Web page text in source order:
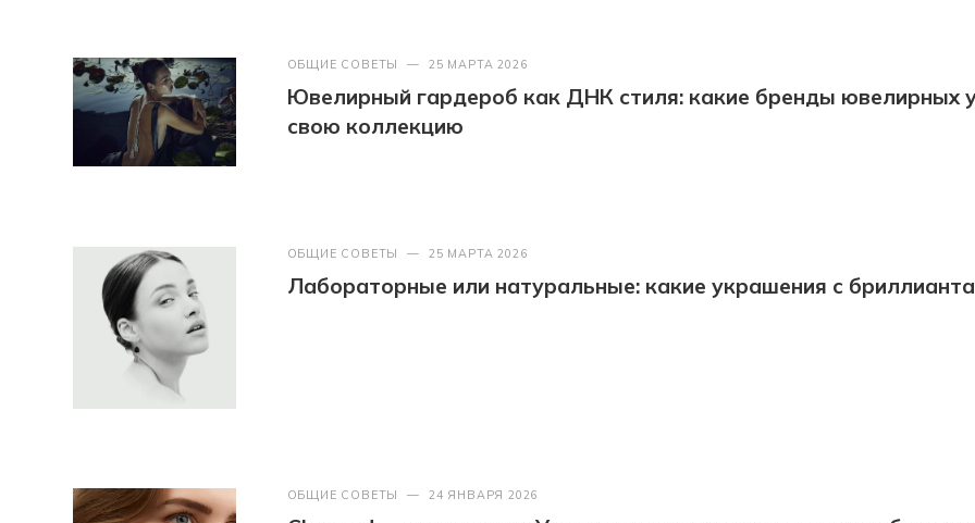
ОБЩИЕ СОВЕТЫ — 25 МАРТА 2026
Ювелирный гардероб как ДНК стиля: какие бренды ювелирных
свою коллекцию
ОБЩИЕ СОВЕТЫ — 25 МАРТА 2026
Лабораторные или натуральные: какие украшения с
ОБЩИЕ СОВЕТЫ — 24 ЯНВАРЯ 2026